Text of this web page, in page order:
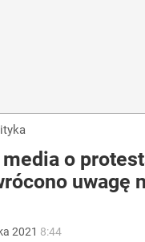
o
uwagę
2021 8:44